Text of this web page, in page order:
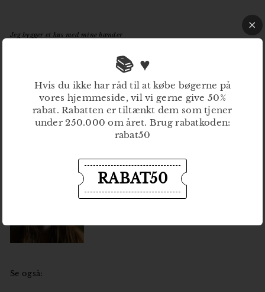
Jeg bygger et hus med mine hænder
ISBN: 9788775690619
Forlaget Gladiator
Marina Vorobyeva (f. 1989) er uddannet
fotograf fra Fatamorgana photo - and
artschool og som dokumentarinstruktør fra
Den Danske Filmskole. Derudover er hun
Se også:
📚 ♥
Hvis du ikke har råd til at købe bøgerne på
vores hjemmeside, vil vi gerne give 50%
rabat. Rabatten er tiltænkt dem som tjener
under 250.000 om året. Brug rabatkoden:
rabat50
RABAT50